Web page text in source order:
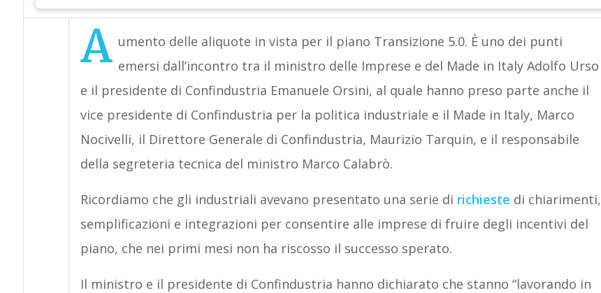
A umento delle aliquote in vista per il piano Transizione 5.0. È uno dei punti
emersi dall’incontro tra il ministro delle Imprese e del Made in Italy Adolfo Urso
e il presidente di Confindustria Emanuele Orsini, al quale hanno preso parte anche il
vice presidente di Confindustria per la politica industriale e il Made in Italy, Marco
Nocivelli, il Direttore Generale di Confindustria, Maurizio Tarquin, e il responsabile
della segreteria tecnica del ministro Marco Calabrò.
Ricordiamo che gli industriali avevano presentato una serie di richieste di chiarimenti,
semplificazioni e integrazioni per consentire alle imprese di fruire degli incentivi del
piano, che nei primi mesi non ha riscosso il successo sperato.
Il ministro e il presidente di Confindustria hanno dichiarato che stanno “lavorando in